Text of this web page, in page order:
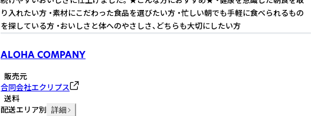
り入れたい方 ・素材にこだわった食品を選びたい方 ・忙しい朝でも手軽に食べられるもの
を探している方 ・おいしさと体へのやさしさ、どちらも大切にしたい方
ALOHA COMPANY
販売元
合同会社エクリプス
送料
配送エリア別 詳細